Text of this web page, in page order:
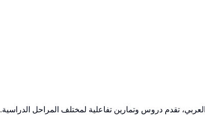
تقدم دروس وتمارين تفاعلية لمختلف المراحل الدراسية.